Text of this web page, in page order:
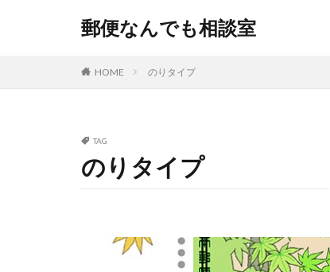
郵便なんでも相談室
HOME のりタイプ
TAG
のりタイプ